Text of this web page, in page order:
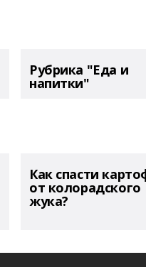
Рубрика "Еда и
напитки"
Как спасти
от колорадского
жука?